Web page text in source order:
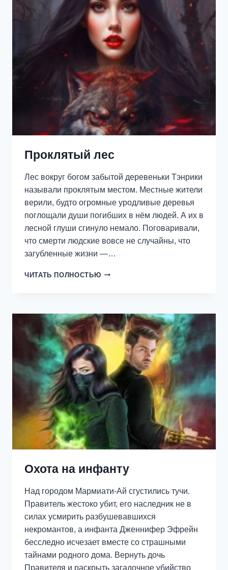
Проклятый лес
Лес вокруг богом забытой деревеньки Тэнрики
называли проклятым местом. Местные жители
верили, будто огромные уродливые деревья
поглощали души погибших в нём людей. А их в
лесной глуши сгинуло немало. Поговаривали,
что смерти людские вовсе не случайны, что
загубленные жизни —…
ЧИТАТЬ ПОЛНОСТЬЮ ПРОКЛЯТЫЙ
Охота на инфанту
Над городом Мармиати-Ай сгустились тучи.
Правитель жестоко убит, его наследник не в
силах усмирить разбушевавшихся
некромантов, а инфанта Дженнифер Эфрейн
бесследно исчезает вместе со страшными
тайнами родного дома. Вернуть дочь
Правителя и раскрыть загадочное убийство